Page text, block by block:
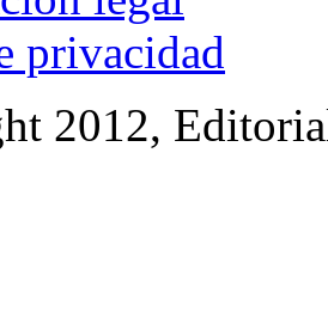
privacidad
2012,